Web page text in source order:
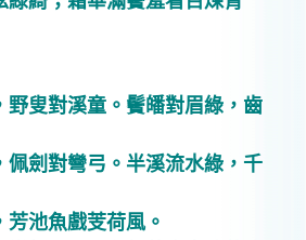
野叟對溪童。鬢皤對眉綠，齒
佩劍對彎弓。半溪流水綠，千
池魚戲芰荷風。